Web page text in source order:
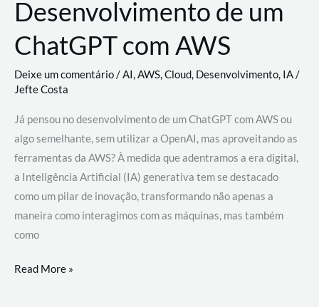
Desenvolvimento de um
ChatGPT com AWS
Deixe um comentário/AI,AWS,Cloud, Desenvolvimento, IA/
Jefte Costa
Já pensou no desenvolvimento de um ChatGPT com AWS ou
algo semelhante, sem utilizar a OpenAI, mas aproveitando as
ferramentas da AWS? À medida que adentramos a era digital,
a Inteligência Artificial (IA) generativa tem se destacado
como um pilar de inovação, transformando não apenas a
maneira como interagimos com as máquinas, mas também
como
Desenvolvimento
Read More »